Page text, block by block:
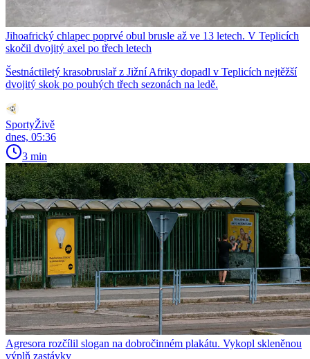
Jihoafrický chlapec poprvé obul brusle až ve 13 letech. V Teplicích
skočil dvojitý axel po třech letech
Šestnáctiletý krasobruslař z Jižní Afriky dopadl v Teplicích nejtěžší
dvojitý skok po pouhých třech sezonách na ledě.
SportyŽivě
dnes, 05:36
3 min
Agresora rozčílil slogan na dobročinném plakátu. Vykopl skleněnou
výplň zastávky